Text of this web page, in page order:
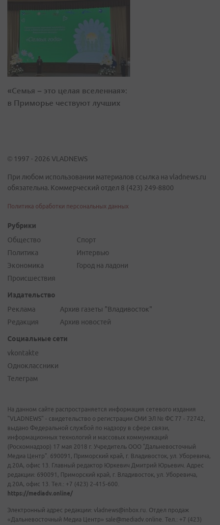
«Семья – это целая вселенная»:
в Приморье чествуют лучших
© 1997 - 2026 VLADNEWS
При любом использовании материалов ссылка на vladnews.ru
обязательна. Коммерческий отдел 8 (423) 249-8800
Политика обработки персональных данных
Рубрики
Общество
Политика
Экономика
Происшествия
Спорт
Интервью
Город на ладони
Издательство
Реклама
Редакция
Архив газеты "Владивосток"
Архив новостей
Социальные сети
vkontakte
Одноклассники
Телеграм
На данном сайте распространяется информация сетевого издания
"VLADNEWS" - свидетельство о регистрации СМИ ЭЛ № ФС 77 - 72742,
выдано Федеральной службой по надзору в сфере связи,
информационных технологий и массовых коммуникаций
(Роскомнадзор) 17 мая 2018 г. Учредитель ООО "Дальневосточный
Медиа Центр". 690091, Приморский край, г. Владивосток, ул. Уборевича,
д.20А, офис 13. Главный редактор Юркевич Дмитрий Юрьевич. Адрес
редакции: 690091, Приморский край, г. Владивосток, ул. Уборевича,
д.20А, офис 13. Тел.: +7 (423) 2-415-600.
https://mediadv.online/
Электронный адрес редакции: vladnews@inbox.ru. Отдел продаж
«Дальневосточный Медиа Центр» sale@mediadv.online. Тел.: +7 (423)